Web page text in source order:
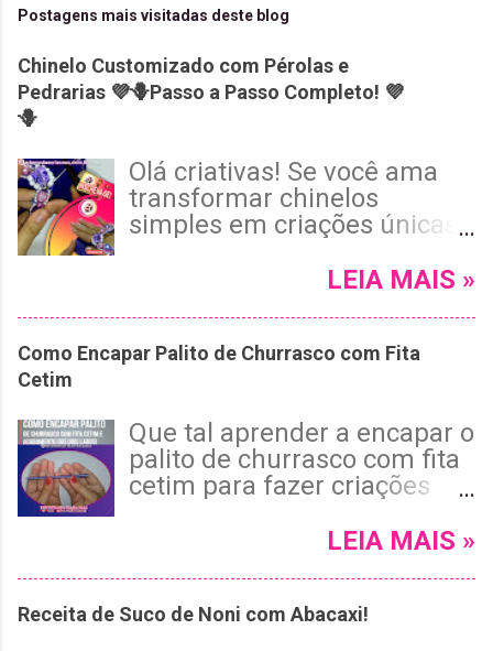
Postagens mais visitadas deste blog
Chinelo Customizado com Pérolas e
Pedrarias 💜🪻Passo a Passo Completo! 💜
🪻
Olá criativas! Se você ama
transformar chinelos
simples em criações únicas
o tutorial de hoje! Neste
um chinelo Havaianas roxo
acabamento invisível e tema
floral encantador. 😉 Leia
mais e confira!
LEIA MAIS »
Como Encapar Palito de Churrasco com Fita
Cetim
Que tal aprender a encapar o
palito de churrasco com fita
cetim para fazer criações
customização bem
o palito encapado dos dois
LEIA MAIS »
Receita de Suco de Noni com Abacaxi!